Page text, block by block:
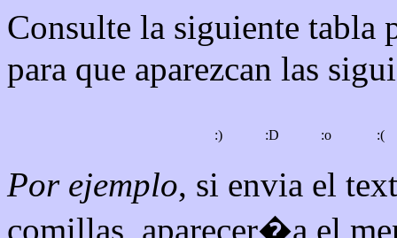
Consulte la siguiente tabla
para que aparezcan las
:) :D :o :(
Por ejemplo, si envia el
comillas, aparecer�a el